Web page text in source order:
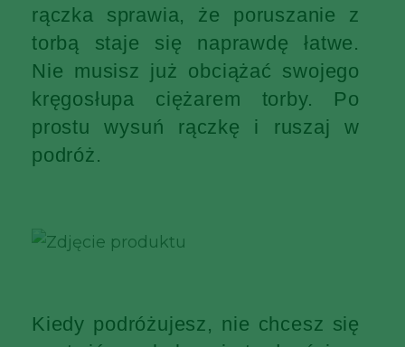
rączka sprawia, że poruszanie z
torbą staje się naprawdę łatwe.
Nie musisz już obciążać swojego
kręgosłupa ciężarem torby. Po
prostu wysuń rączkę i ruszaj w
podróż.
Kiedy podróżujesz, nie chcesz się